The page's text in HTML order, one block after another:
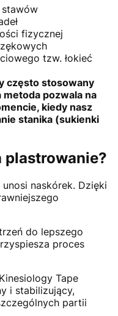
fizycznej
tzw. łokieć
często stosowany
pozwala na
kiedy nasz
stanika (sukienki
plastrowanie?
naskórek. Dzięki
do lepszego
proces
Tape
i stabilizujący,
partii